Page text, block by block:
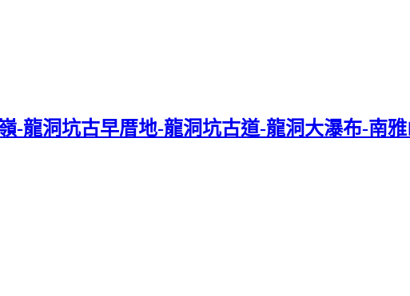
-龍洞坑古早厝地-龍洞坑古道-龍洞大瀑布-南